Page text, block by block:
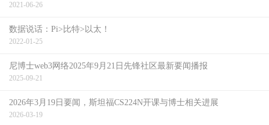
2021-06-26
数据说话：Pi>比特>以太！
2022-01-25
尼博士web3网络2025年9月21日先锋社区最新要闻播报
2025-09-21
2026年3月19日要闻，斯坦福CS224N开课与博士相关进展
2026-03-19